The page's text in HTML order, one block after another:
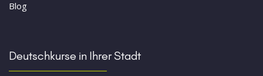
Blog
Deutschkurse in Ihrer Stadt